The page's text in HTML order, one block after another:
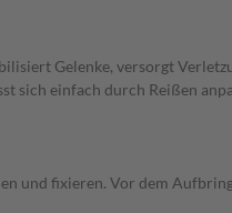
Gelenke, versorgt
sich einfach durch Reißen
und fixieren. Vor dem